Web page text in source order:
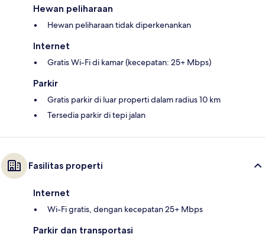
Hewan peliharaan
Hewan peliharaan tidak diperkenankan
Internet
Gratis Wi-Fi di kamar (kecepatan: 25+ Mbps)
Parkir
Gratis parkir di luar properti dalam radius 10 km
Tersedia parkir di tepi jalan
Fasilitas properti
Internet
Wi-Fi gratis, dengan kecepatan 25+ Mbps
Parkir dan transportasi